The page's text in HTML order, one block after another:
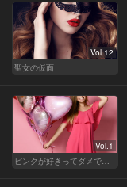
Vol.12
聖女の仮面
Vol.1
ピンクが好きってダメですか？